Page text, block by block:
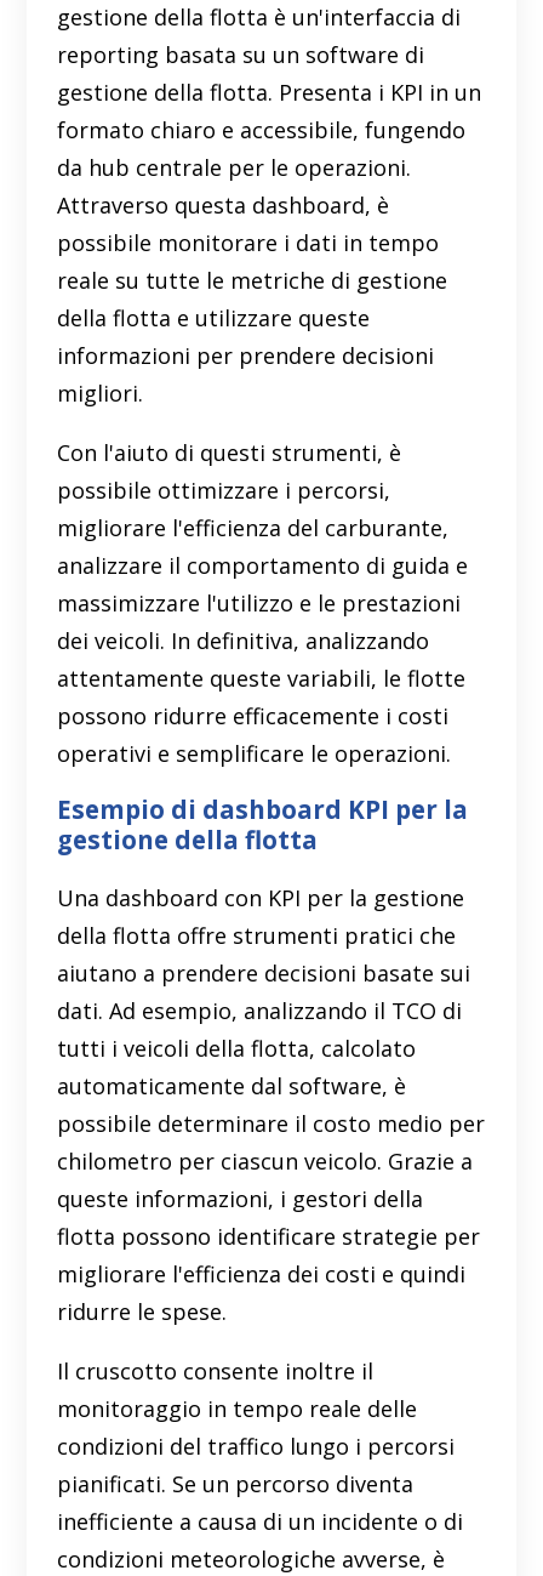
gestione della flotta è un'interfaccia di
reporting basata su un software di
gestione della flotta. Presenta i KPI in un
formato chiaro e accessibile, fungendo
da hub centrale per le operazioni.
Attraverso questa dashboard, è
possibile monitorare i dati in tempo
reale su tutte le metriche di gestione
della flotta e utilizzare queste
informazioni per prendere decisioni
migliori.
Con l'aiuto di questi strumenti, è
possibile ottimizzare i percorsi,
migliorare l'efficienza del carburante,
analizzare il comportamento di guida e
massimizzare l'utilizzo e le prestazioni
dei veicoli. In definitiva, analizzando
attentamente queste variabili, le flotte
possono ridurre efficacemente i costi
operativi e semplificare le operazioni.
Esempio di dashboard KPI per la
gestione della flotta
Una dashboard con KPI per la gestione
della flotta offre strumenti pratici che
aiutano a prendere decisioni basate sui
dati. Ad esempio, analizzando il TCO di
tutti i veicoli della flotta, calcolato
automaticamente dal software, è
possibile determinare il costo medio per
chilometro per ciascun veicolo. Grazie a
queste informazioni, i gestori della
flotta possono identificare strategie per
migliorare l'efficienza dei costi e quindi
ridurre le spese.
Il cruscotto consente inoltre il
monitoraggio in tempo reale delle
condizioni del traffico lungo i percorsi
pianificati. Se un percorso diventa
inefficiente a causa di un incidente o di
condizioni meteorologiche avverse, è